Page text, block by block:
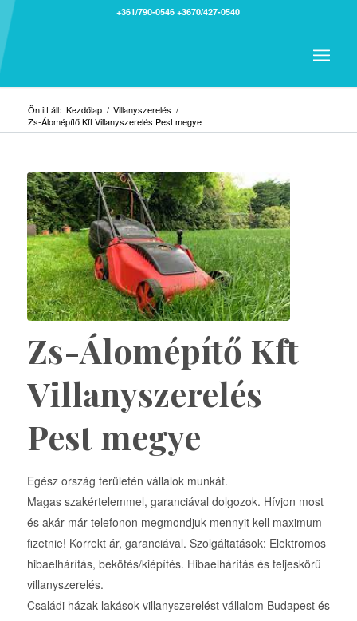
+361/790-0546 +3670/427-0540
Ön itt áll: Kezdőlap / Villanyszerelés /
Zs-Álomépítő Kft Villanyszerelés Pest megye
Zs-Álomépítő Kft
Villanyszerelés
Pest megye
Egész ország területén vállalok munkát.
Magas szakértelemmel, garanciával dolgozok. Hívjon most
és akár már telefonon megmondjuk mennyit kell maximum
fizetnie! Korrekt ár, garanciával. Szolgáltatások: Elektromos
hibaelhárítás, bekötés/kiépítés. Hibaelhárítás és teljeskörű
villanyszerelés.
Családi házak lakások villanyszerelést vállalom Budapest és